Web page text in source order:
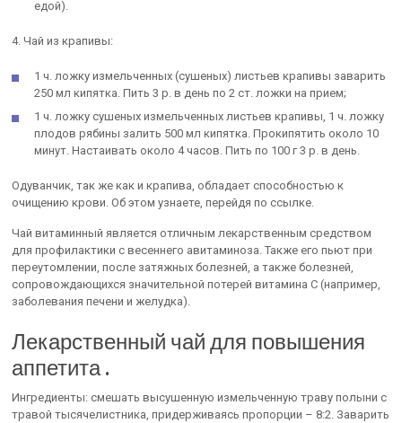
едой).
4. Чай из крапивы:
1 ч. ложку измельченных (сушеных) листьев крапивы заварить
250 мл кипятка. Пить 3 р. в день по 2 ст. ложки на прием;
1 ч. ложку сушеных измельченных листьев крапивы, 1 ч. ложку
плодов рябины залить 500 мл кипятка. Прокипятить около 10
минут. Настаивать около 4 часов. Пить по 100 г 3 р. в день.
Одуванчик, так же как и крапива, обладает способностью к
очищению крови. Об этом узнаете, перейдя по ссылке.
Чай витаминный является отличным лекарственным средством
для профилактики с весеннего авитаминоза. Также его пьют при
переутомлении, после затяжных болезней, а также болезней,
сопровождающихся значительной потерей витамина С (например,
заболевания печени и желудка).
Лекарственный чай для повышения
аппетита.
Ингредиенты: смешать высушенную измельченную траву полыни с
травой тысячелистника, придерживаясь пропорции – 8:2. Заварить